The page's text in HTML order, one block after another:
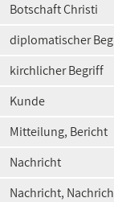
Botschaft Christi
diplomatischer
kirchlicher Begriff
Kunde
Mitteilung, Bericht
Nachricht
Nachricht,